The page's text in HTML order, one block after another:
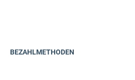
BEZAHLMETHODEN